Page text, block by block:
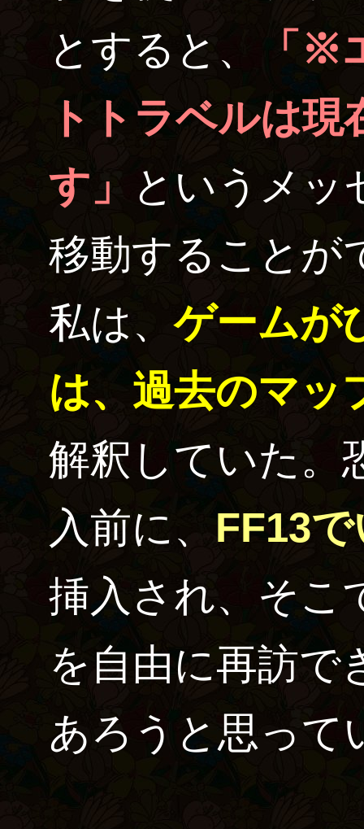
とすると、
「※
トトラベルは
す」
というメッ
移動することが
私は、ゲームが
は、過去のマッ
解釈していた。
入前に、 FF13
挿入され、そこ
を自由に再訪で
あろうと思って